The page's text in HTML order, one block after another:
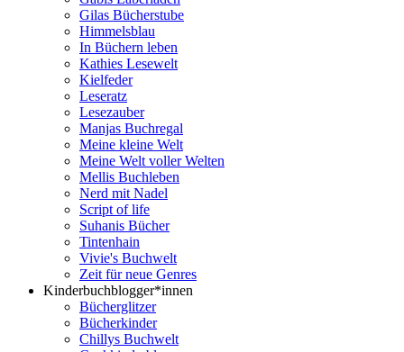
Gilas Bücherstube
Himmelsblau
In Büchern leben
Kathies Lesewelt
Kielfeder
Leseratz
Lesezauber
Manjas Buchregal
Meine kleine Welt
Meine Welt voller Welten
Mellis Buchleben
Nerd mit Nadel
Script of life
Suhanis Bücher
Tintenhain
Vivie's Buchwelt
Zeit für neue Genres
Kinderbuchblogger*innen
Bücherglitzer
Bücherkinder
Chillys Buchwelt